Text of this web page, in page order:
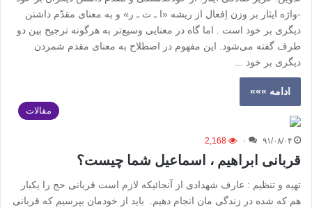
-واژه ايثار بر وزن اِفعال از ريشه «ا ـ ث ـ ر» و به معناى مقدّم داشتن
ديگرى بر خود است . اما گاه در معنايى وسيع‌تر به هرگونه ترجيح بين دو
طرف گفته مى‌شود. اين مفهوم در اصطلاح به معناى مقدم شمردن
ديگرى بر خود ...
ادامه »»»
مقالات
۹۱/۰۸/۰۴ ۰ 2,168
قربانی ابراهیم ، اسماعیل شما چیست؟
تهیه و تنظیم : عارف شهدادی از آنجائیکه لازم است قربانی حج را یکبار
هم که شده در زندگی مان انجام دهیم. باید از خودمان بپرسیم که قربانی